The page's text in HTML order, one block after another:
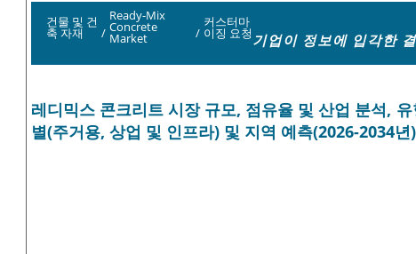
건물 및 건
축 자재 /
Ready-Mix
Concrete
Market /
커스터마
이징 요청기업이 정보에 입각한
레디믹스 콘크리트 시장 규모, 점유율 및 산업 분석,
별(주거용, 상업 및 인프라) 및 지역 예측(2026-2034년)